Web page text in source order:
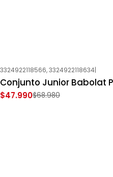
-30%OFF
Nuevo
3324922118566, 3324922118634|
Conjunto Junior Babolat
$47.990$68.980